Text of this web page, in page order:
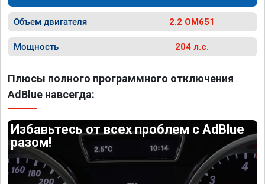
Объем двигателя 2.2 OM651
Мощность 204 л.с.
Плюсы полного программного отключения
AdBlue навсегда:
Избавьтесь от всех проблем с AdBlue
разом!